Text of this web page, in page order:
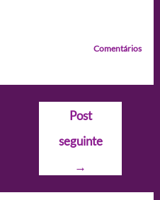
Comentários
Post
seguinte
→